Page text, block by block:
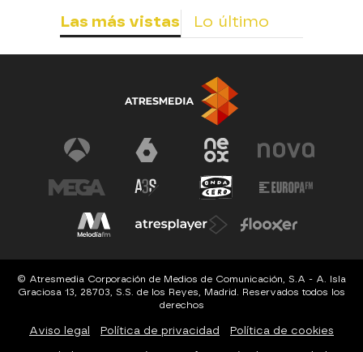
Las más vistas Lo último
© Atresmedia Corporación de Medios de Comunicación, S.A - A. Isla
Graciosa 13, 28703, S.S. de los Reyes, Madrid. Reservados todos los
derechos
Aviso legal Política de privacidad Política de cookies